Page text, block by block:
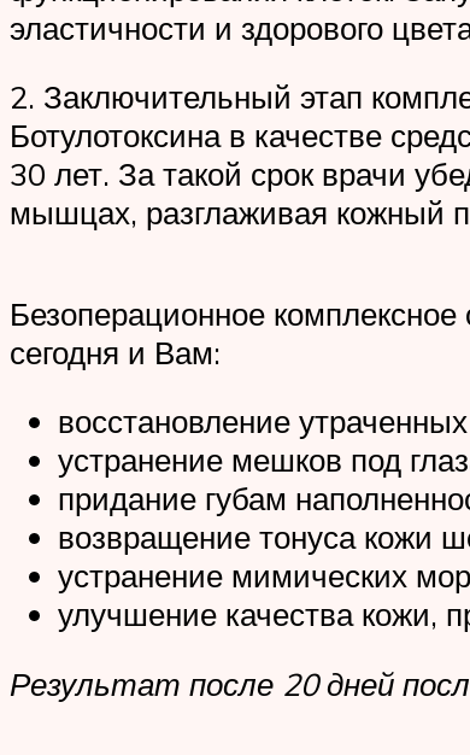
эластичности и здорового
2. Заключительный этап
Ботулотоксина в качестве
30 лет. За такой срок врачи
мышцах, разглаживая кожный
Безоперационное
сегодня и Вам:
восстановление
устранение мешков под
придание губам
возвращение тонуса кожи
устранение мимических
улучшение качества кожи,
Результат после 20 дней